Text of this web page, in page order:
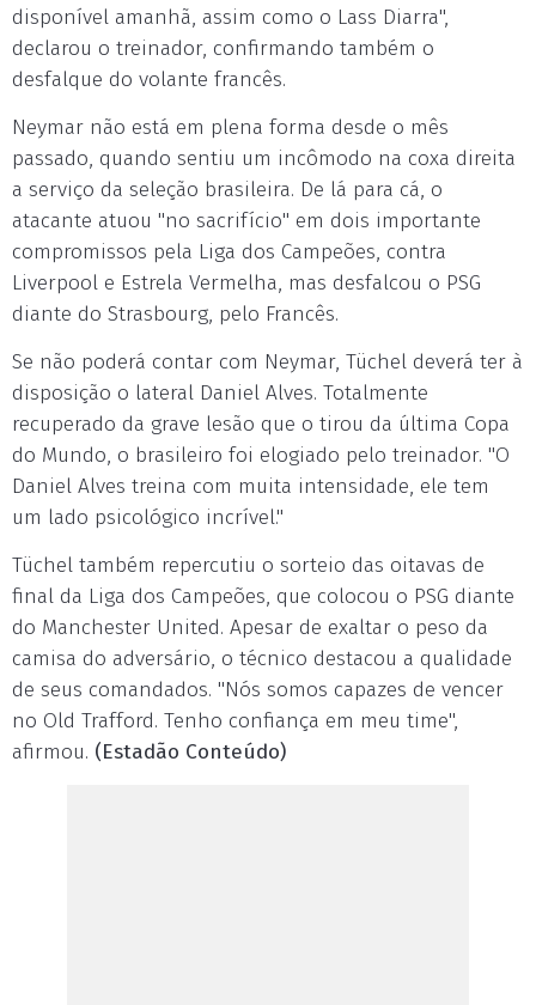
disponível amanhã, assim como o Lass Diarra",
declarou o treinador, confirmando também o
desfalque do volante francês.
Neymar não está em plena forma desde o mês
passado, quando sentiu um incômodo na coxa direita
a serviço da seleção brasileira. De lá para cá, o
atacante atuou "no sacrifício" em dois importante
compromissos pela Liga dos Campeões, contra
Liverpool e Estrela Vermelha, mas desfalcou o PSG
diante do Strasbourg, pelo Francês.
Se não poderá contar com Neymar, Tüchel deverá ter à
disposição o lateral Daniel Alves. Totalmente
recuperado da grave lesão que o tirou da última Copa
do Mundo, o brasileiro foi elogiado pelo treinador. "O
Daniel Alves treina com muita intensidade, ele tem
um lado psicológico incrível."
Tüchel também repercutiu o sorteio das oitavas de
final da Liga dos Campeões, que colocou o PSG diante
do Manchester United. Apesar de exaltar o peso da
camisa do adversário, o técnico destacou a qualidade
de seus comandados. "Nós somos capazes de vencer
no Old Trafford. Tenho confiança em meu time",
afirmou. (Estadão Conteúdo)